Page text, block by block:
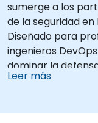
sumerge a los
de la seguridad
Diseñado para
ingenieros
dominar la
pipelines, este
Leer más